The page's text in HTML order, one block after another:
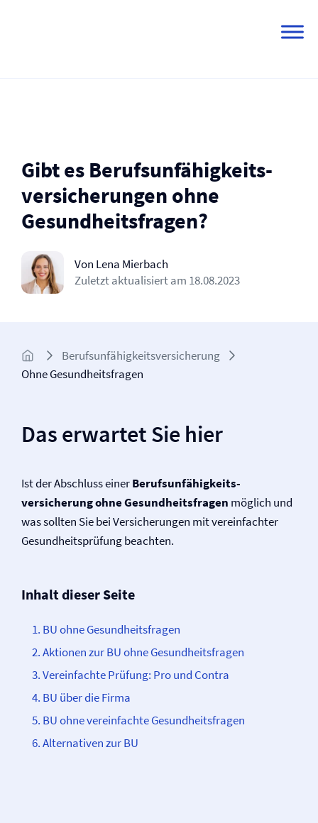
Gibt es Berufs­un­fähig­keits­
ver­siche­rungen ohne
Gesundheitsfragen?
Von Lena Mierbach
Zuletzt aktualisiert am 18.08.2023
Berufs­unfähigkeits­­versicherung
Ohne Gesundheitsfragen
Das erwartet Sie hier
Ist der Abschluss einerBerufs­unfähigkeits­
versicherungohne Gesundheitsfragen möglich und
was sollten Sie bei Versicherungen mit vereinfachter
Gesundheitsprüfung beachten.
Inhalt dieser Seite
BU ohne Ge­sund­heits­fragen
Aktionen zur BU ohne Gesundheitsfragen
Vereinfachte Prüfung: Pro und Contra
BU über die Firma
BU ohne vereinfachte Gesundheitsfragen
Alternativen zur BU